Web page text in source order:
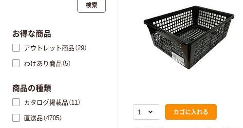
カゴに入れる
検索
お得な商品
アウトレット商品（29）
わけあり商品（5）
商品の種類
カタログ掲載品（11）
直送品（4705）